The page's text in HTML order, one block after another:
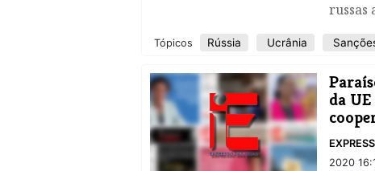
russas
Tópicos Rússia Ucrânia
da
2020